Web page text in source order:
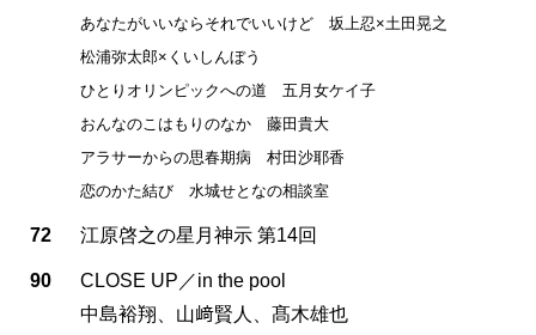
あなたがいいならそれでいいけど 坂上忍×土田晃之
松浦弥太郎×くいしんぼう
ひとりオリンピックへの道 五月女ケイ子
おんなのこはもりのなか 藤田貴大
アラサーからの思春期病 村田沙耶香
恋のかた結び 水城せとなの相談室
72 江原啓之の星月神示 第14回
90
CLOSE UP／in the pool
中島裕翔、山﨑賢人、髙木雄也